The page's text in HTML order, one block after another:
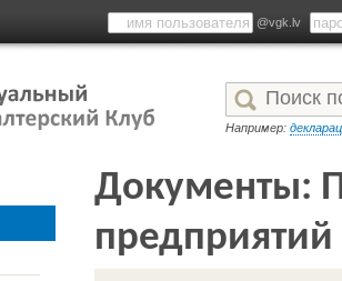
@vgk.lv
Например:
Документы:
предприятий